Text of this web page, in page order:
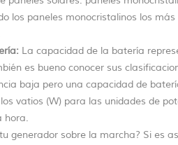
los paneles monocristalinos los
La capacidad de la batería
es bueno conocer sus
baja pero una capacidad de
vatios (W) para las unidades de
hora.
generador sobre la marcha? Si es